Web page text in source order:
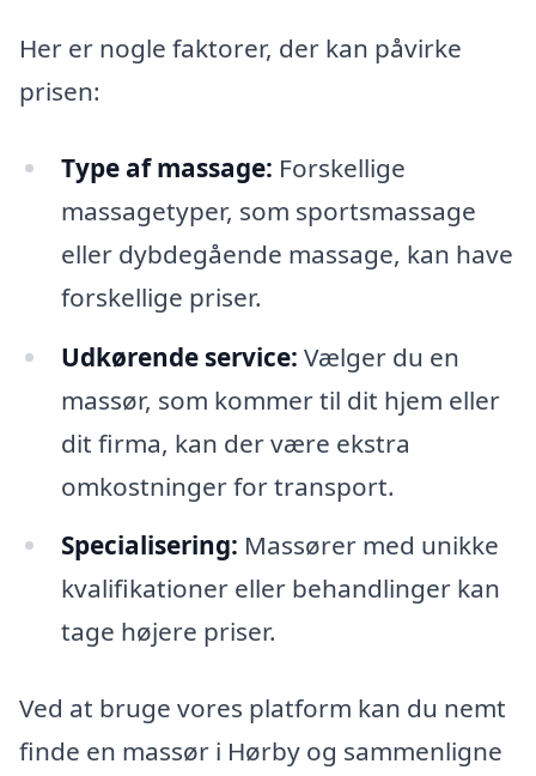
Her er nogle faktorer, der kan påvirke
prisen:
Type af massage: Forskellige
massagetyper, som sportsmassage
eller dybdegående massage, kan have
forskellige priser.
Udkørende service: Vælger du en
massør, som kommer til dit hjem eller
dit firma, kan der være ekstra
omkostninger for transport.
Specialisering: Massører med unikke
kvalifikationer eller behandlinger kan
tage højere priser.
Ved at bruge vores platform kan du nemt
finde en massør i Hørby og sammenligne